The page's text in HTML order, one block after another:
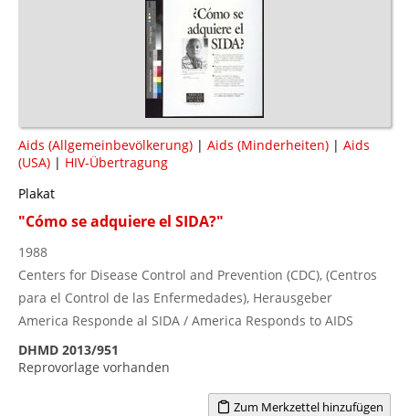
Aids (Allgemeinbevölkerung) | Aids (Minderheiten) | Aids
(USA) | HIV-Übertragung
Plakat
"Cómo se adquiere el SIDA?"
1988
Centers for Disease Control and Prevention (CDC), (Centros
para el Control de las Enfermedades), Herausgeber
America Responde al SIDA / America Responds to AIDS
DHMD 2013/951
Reprovorlage vorhanden
Zum Merkzettel hinzufügen